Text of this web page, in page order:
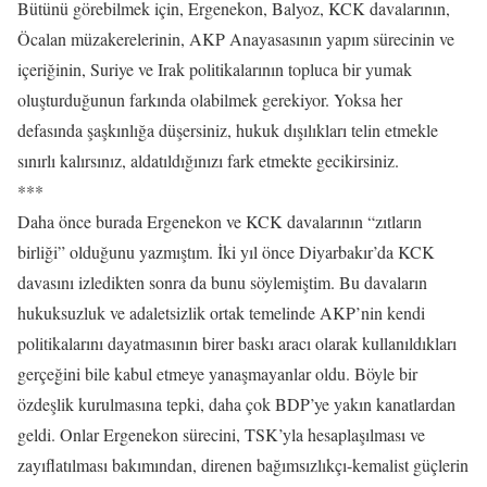
Bütünü görebilmek için, Ergenekon, Balyoz, KCK davalarının,
Öcalan müzakerelerinin, AKP Anayasasının yapım sürecinin ve
içeriğinin, Suriye ve Irak politikalarının topluca bir yumak
oluşturduğunun farkında olabilmek gerekiyor. Yoksa her
defasında şaşkınlığa düşersiniz, hukuk dışılıkları telin etmekle
sınırlı kalırsınız, aldatıldığınızı fark etmekte gecikirsiniz.
***
Daha önce burada Ergenekon ve KCK davalarının “zıtların
birliği” olduğunu yazmıştım. İki yıl önce Diyarbakır’da KCK
davasını izledikten sonra da bunu söylemiştim. Bu davaların
hukuksuzluk ve adaletsizlik ortak temelinde AKP’nin kendi
politikalarını dayatmasının birer baskı aracı olarak kullanıldıkları
gerçeğini bile kabul etmeye yanaşmayanlar oldu. Böyle bir
özdeşlik kurulmasına tepki, daha çok BDP’ye yakın kanatlardan
geldi. Onlar Ergenekon sürecini, TSK’yla hesaplaşılması ve
zayıflatılması bakımından, direnen bağımsızlıkçı-kemalist güçlerin